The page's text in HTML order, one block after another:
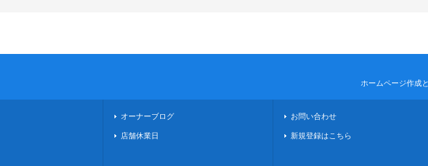
ホームページ作成
オーナーブログ
店舗休業日
お問い合わせ
新規登録はこちら